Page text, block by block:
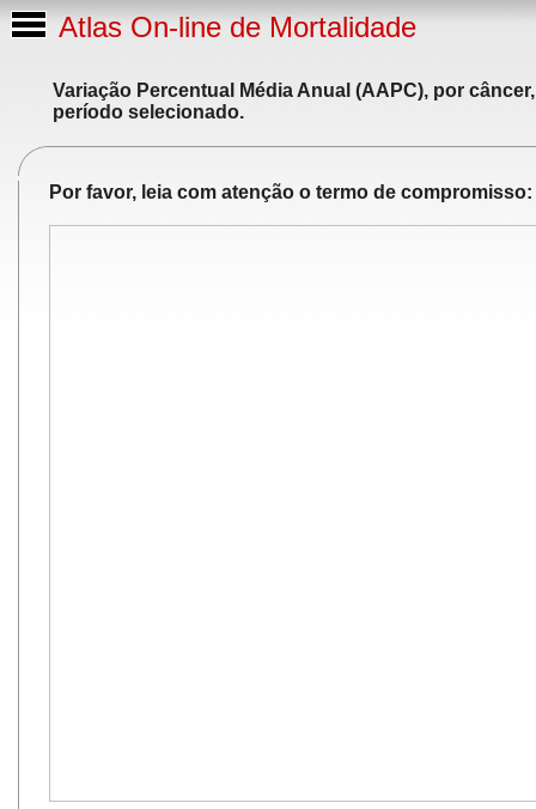
Atlas On-line de Mortalidade
Variação Percentual Média Anual (AAPC), por
período selecionado.
Por favor, leia com atenção o termo de compromisso: